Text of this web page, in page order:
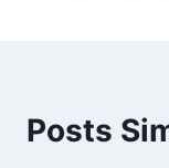
Posts